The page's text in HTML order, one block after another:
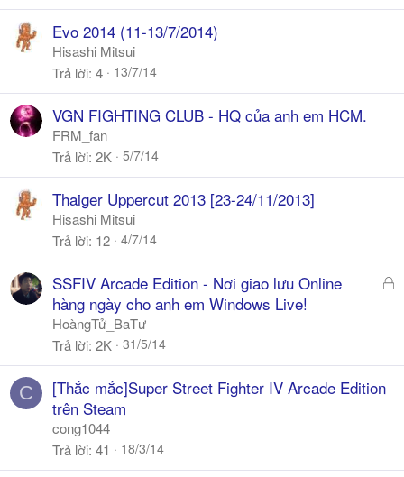
Evo 2014 (11-13/7/2014)
Hisashi Mitsui
Trả lời 4 13/7/14
VGN FIGHTING CLUB - HQ của anh em HCM.
FRM_fan
Trả lời 2K 5/7/14
Thaiger Uppercut 2013 [23-24/11/2013]
Hisashi Mitsui
Trả lời 12 4/7/14
Đ
ó
SSFIV Arcade Edition - Nơi giao lưu Online
hàng ngày cho anh em Windows Live!
HoàngTử_BaTư
Trả lời 2K 31/5/14
C
[Thắc mắc]Super Street Fighter IV Arcade Edition
trên Steam
cong1044
Trả lời 41 18/3/14